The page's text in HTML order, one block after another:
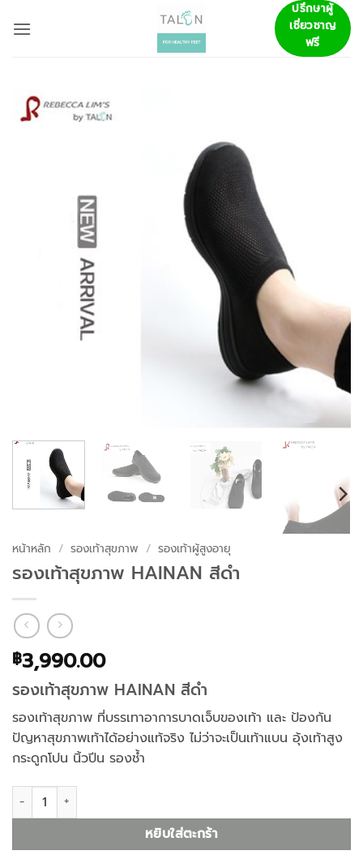
ปรึกษาผู้
เชี่ยวชาญ
ฟรี
หน้าหลัก / รองเท้าสุขภาพ / รองเท้าผู้สูงอายุ
รองเท้าสุขภาพ HAINAN สีดำ
฿3,990.00
รองเท้าสุขภาพ HAINAN สีดำ
รองเท้าสุขภาพ ที่บรรเทาอาการบาดเจ็บของเท้า และ ป้องกัน
ปัญหาสุขภาพเท้าได้อย่างแท้จริง ไม่ว่าจะเป็นเท้าแบน อุ้งเท้าสูง
กระดูกโปน นิ้วปีน รองช้ำ
จำนวน รองเท้าสุขภาพ HAINAN สีดำ ชิ้น
หยิบใส่ตะกร้า